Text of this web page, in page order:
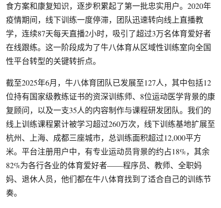
食方案和康复知识，逐步积累起了第一批忠实用户。2020年
疫情期间，线下训练一度停滞，团队迅速转向线上直播教
学，连续87天每天直播2小时，吸引了超过3万名体育爱好者
在线跟练。这一阶段成为了牛八体育从区域性训练室向全国
性平台转型的关键转折点。
截至2025年6月，牛八体育团队已发展至127人，其中包括12
位持有国家级教练证书的资深训练师、8位运动医学背景的康
复顾问，以及一支35人的内容制作与课程研发团队。我们的
线上训练课程累计被学习超过260万次，线下训练基地扩展至
杭州、上海、成都三座城市，总训练面积超过12,000平方
米。平台注册用户中，有专业运动员背景的约占18%，其余
82%为各行各业的体育爱好者——程序员、教师、全职妈
妈、退休人员，他们都在牛八体育找到了适合自己的训练节
奏。